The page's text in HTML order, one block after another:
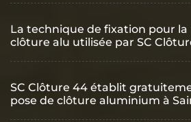
La technique de fixation pour la
clôture alu utilisée par SC
SC Clôture 44 établit
pose de clôture aluminium à